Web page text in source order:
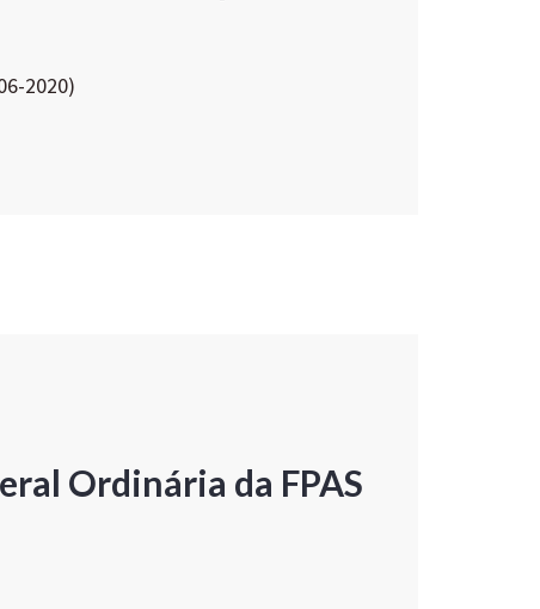
2020)
Ordinária da FPAS